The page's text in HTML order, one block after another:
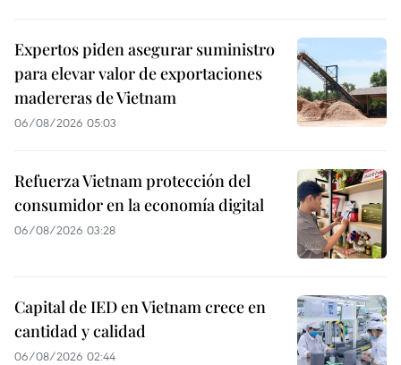
Expertos piden asegurar suministro
para elevar valor de exportaciones
madereras de Vietnam
06/08/2026 05:03
Refuerza Vietnam protección del
consumidor en la economía digital
06/08/2026 03:28
Capital de IED en Vietnam crece en
cantidad y calidad
06/08/2026 02:44